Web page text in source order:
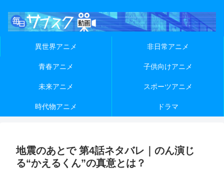
異世界アニメ 非日常アニメ
青春アニメ 子供向けアニメ
未来アニメ スポーツアニメ
時代物アニメ ドラマ
地震のあとで 第4話ネタバレ｜のん演じ
る“かえるくん”の真意とは？